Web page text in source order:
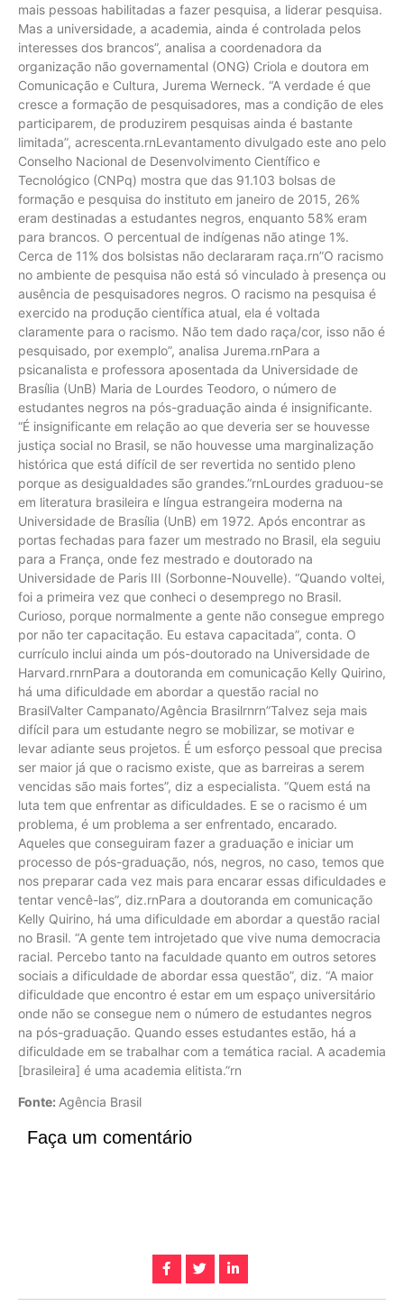
mais pessoas habilitadas a fazer pesquisa, a liderar pesquisa.
Mas a universidade, a academia, ainda é controlada pelos
interesses dos brancos”, analisa a coordenadora da
organização não governamental (ONG) Criola e doutora em
Comunicação e Cultura, Jurema Werneck. “A verdade é que
cresce a formação de pesquisadores, mas a condição de eles
participarem, de produzirem pesquisas ainda é bastante
limitada”, acrescenta.rnLevantamento divulgado este ano pelo
Conselho Nacional de Desenvolvimento Científico e
Tecnológico (CNPq) mostra que das 91.103 bolsas de
formação e pesquisa do instituto em janeiro de 2015, 26%
eram destinadas a estudantes negros, enquanto 58% eram
para brancos. O percentual de indígenas não atinge 1%.
Cerca de 11% dos bolsistas não declararam raça.rn”O racismo
no ambiente de pesquisa não está só vinculado à presença ou
ausência de pesquisadores negros. O racismo na pesquisa é
exercido na produção científica atual, ela é voltada
claramente para o racismo. Não tem dado raça/cor, isso não é
pesquisado, por exemplo”, analisa Jurema.rnPara a
psicanalista e professora aposentada da Universidade de
Brasília (UnB) Maria de Lourdes Teodoro, o número de
estudantes negros na pós-graduação ainda é insignificante.
“É insignificante em relação ao que deveria ser se houvesse
justiça social no Brasil, se não houvesse uma marginalização
histórica que está difícil de ser revertida no sentido pleno
porque as desigualdades são grandes.”rnLourdes graduou-se
em literatura brasileira e língua estrangeira moderna na
Universidade de Brasília (UnB) em 1972. Após encontrar as
portas fechadas para fazer um mestrado no Brasil, ela seguiu
para a França, onde fez mestrado e doutorado na
Universidade de Paris III (Sorbonne-Nouvelle). “Quando voltei,
foi a primeira vez que conheci o desemprego no Brasil.
Curioso, porque normalmente a gente não consegue emprego
por não ter capacitação. Eu estava capacitada”, conta. O
currículo inclui ainda um pós-doutorado na Universidade de
Harvard.rnrnPara a doutoranda em comunicação Kelly Quirino,
há uma dificuldade em abordar a questão racial no
BrasilValter Campanato/Agência Brasilrnrn”Talvez seja mais
difícil para um estudante negro se mobilizar, se motivar e
levar adiante seus projetos. É um esforço pessoal que precisa
ser maior já que o racismo existe, que as barreiras a serem
vencidas são mais fortes”, diz a especialista. “Quem está na
luta tem que enfrentar as dificuldades. E se o racismo é um
problema, é um problema a ser enfrentado, encarado.
Aqueles que conseguiram fazer a graduação e iniciar um
processo de pós-graduação, nós, negros, no caso, temos que
nos preparar cada vez mais para encarar essas dificuldades e
tentar vencê-las”, diz.rnPara a doutoranda em comunicação
Kelly Quirino, há uma dificuldade em abordar a questão racial
no Brasil. “A gente tem introjetado que vive numa democracia
racial. Percebo tanto na faculdade quanto em outros setores
sociais a dificuldade de abordar essa questão”, diz. “A maior
dificuldade que encontro é estar em um espaço universitário
onde não se consegue nem o número de estudantes negros
na pós-graduação. Quando esses estudantes estão, há a
dificuldade em se trabalhar com a temática racial. A academia
[brasileira] é uma academia elitista.”rn
Fonte: Agência Brasil
Faça um comentário